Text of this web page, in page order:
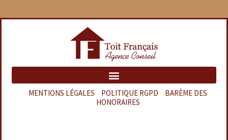
MENTIONS LÉGALES POLITIQUE RGPD
BARÈME DES
HONORAIRES